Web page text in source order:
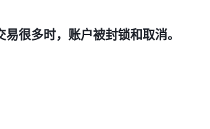
易很多时，账户被封锁和取消。